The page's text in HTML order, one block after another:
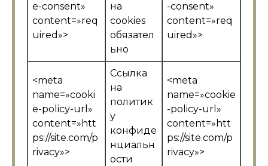
e-consent»
content=»req
uired»>
на
cookies
обязател
ьно
-consent»
content=»req
uired»>
<meta
name=»cooki
e-policy-url»
content=»htt
ps://site.com/p
rivacy»>
Ссылка
на
политик
у
конфиде
нциальн
ости
<meta
name=»cookie
-policy-url»
content=»htt
ps://site.com/p
rivacy»>